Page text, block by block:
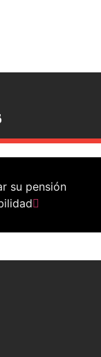
su pensión